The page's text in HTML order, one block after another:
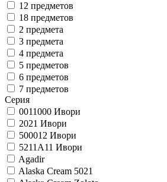
12 предметов
18 предметов
2 предмета
3 предмета
4 предмета
5 предметов
6 предметов
7 предметов
Серия
0011000 Ивори
2021 Ивори
500012 Ивори
5211A11 Ивори
Agadir
Alaska Cream 5021